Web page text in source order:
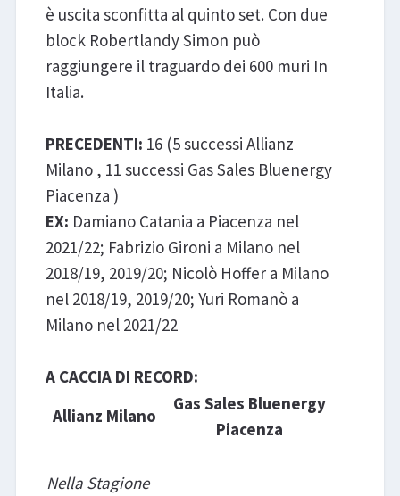
è uscita sconfitta al quinto set. Con due
block Robertlandy Simon può
raggiungere il traguardo dei 600 muri In
Italia.
PRECEDENTI: 16 (5 successi Allianz
Milano , 11 successi Gas Sales Bluenergy
Piacenza )
EX: Damiano Catania a Piacenza nel
2021/22; Fabrizio Gironi a Milano nel
2018/19, 2019/20; Nicolò Hoffer a Milano
nel 2018/19, 2019/20; Yuri Romanò a
Milano nel 2021/22
A CACCIA DI RECORD:
Allianz Milano
Gas Sales Bluenergy
Piacenza
Nella Stagione